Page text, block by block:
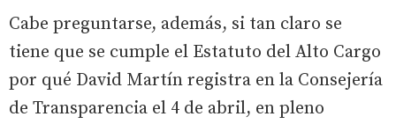
Cabe preguntarse, además, si tan claro se
tiene que se cumple el Estatuto del Alto Cargo
por qué David Martín registra en la Consejería
de Transparencia el 4 de abril, en pleno